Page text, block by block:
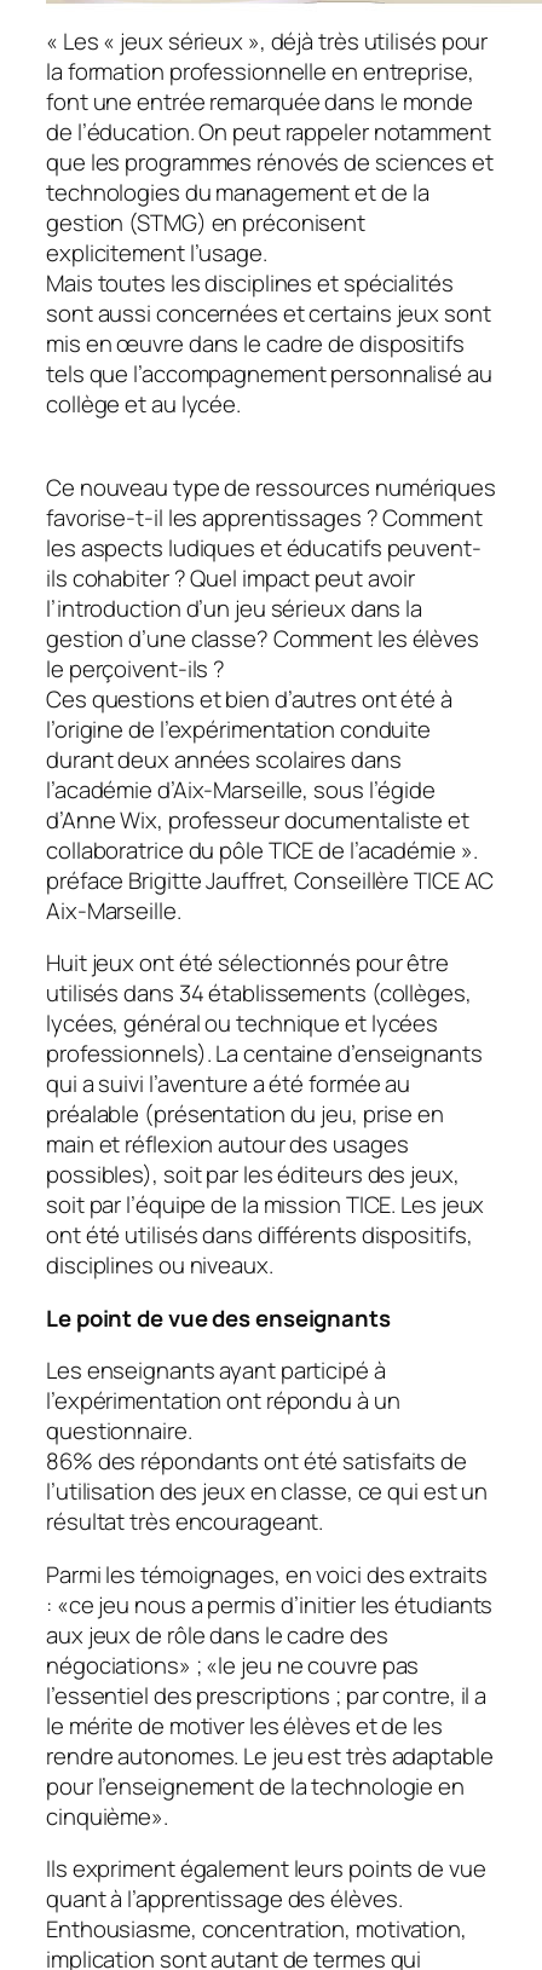
« Les « jeux sérieux », déjà très utilisés pour
la formation professionnelle en entreprise,
font une entrée remarquée dans le monde
de l’éducation. On peut rappeler notamment
que les programmes rénovés de sciences et
technologies du management et de la
gestion (STMG) en préconisent
explicitement l’usage.
Mais toutes les disciplines et spécialités
sont aussi concernées et certains jeux sont
mis en œuvre dans le cadre de dispositifs
tels que l’accompagnement personnalisé au
collège et au lycée.
Ce nouveau type de ressources numériques
favorise-t-il les apprentissages ? Comment
les aspects ludiques et éducatifs peuvent-
ils cohabiter ? Quel impact peut avoir
l’introduction d’un jeu sérieux dans la
gestion d’une classe? Comment les élèves
le perçoivent-ils ?
Ces questions et bien d’autres ont été à
l’origine de l’expérimentation conduite
durant deux années scolaires dans
l’académie d’Aix-Marseille, sous l’égide
d’Anne Wix, professeur documentaliste et
collaboratrice du pôle TICE de l’académie ».
préface Brigitte Jauffret, Conseillère TICE AC
Aix-Marseille.
Huit jeux ont été sélectionnés pour être
utilisés dans 34 établissements (collèges,
lycées, général ou technique et lycées
professionnels). La centaine d’enseignants
qui a suivi l’aventure a été formée au
préalable (présentation du jeu, prise en
main et réflexion autour des usages
possibles), soit par les éditeurs des jeux,
soit par l’équipe de la mission TICE. Les jeux
ont été utilisés dans différents dispositifs,
disciplines ou niveaux.
Le point de vue des enseignants
Les enseignants ayant participé à
l’expérimentation ont répondu à un
questionnaire.
86% des répondants ont été satisfaits de
l’utilisation des jeux en classe, ce qui est un
résultat très encourageant.
Parmi les témoignages, en voici des extraits
: «ce jeu nous a permis d’initier les étudiants
aux jeux de rôle dans le cadre des
négociations» ; «le jeu ne couvre pas
l’essentiel des prescriptions ; par contre, il a
le mérite de motiver les élèves et de les
rendre autonomes. Le jeu est très adaptable
pour l’enseignement de la technologie en
cinquième».
Ils expriment également leurs points de vue
quant à l’apprentissage des élèves.
Enthousiasme, concentration, motivation,
implication sont autant de termes qui